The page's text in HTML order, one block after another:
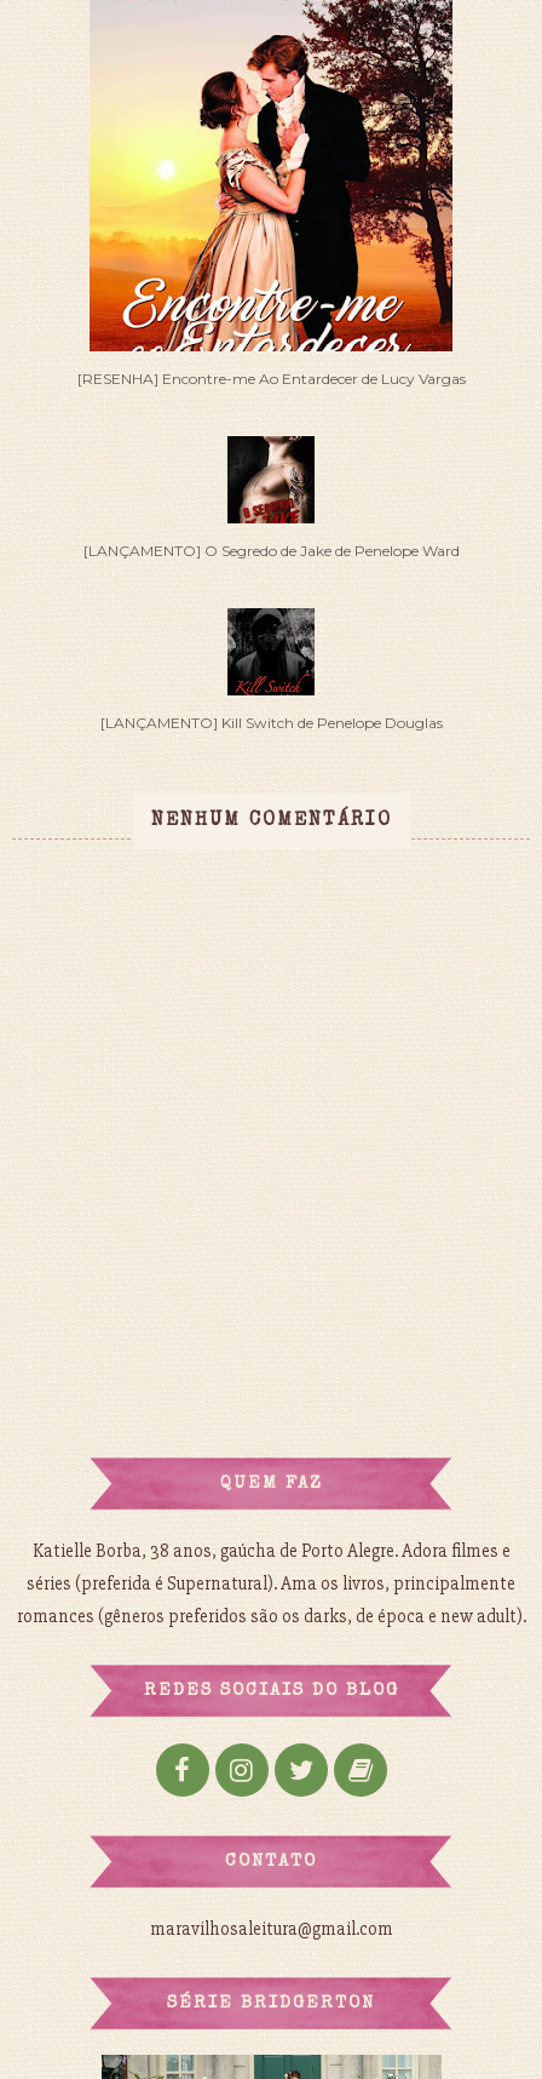
[RESENHA] Encontre-me Ao Entardecer de Lucy Vargas
[LANÇAMENTO] O Segredo de Jake de Penelope Ward
[LANÇAMENTO] Kill Switch de Penelope Douglas
NENHUM COMENTÁRIO
QUEM FAZ
Katielle Borba, 38 anos, gaúcha de Porto Alegre. Adora filmes e
séries (preferida é Supernatural). Ama os livros, principalmente
romances (gêneros preferidos são os darks, de época e new adult).
REDES SOCIAIS DO BLOG
CONTATO
maravilhosaleitura@gmail.com
SÉRIE BRIDGERTON